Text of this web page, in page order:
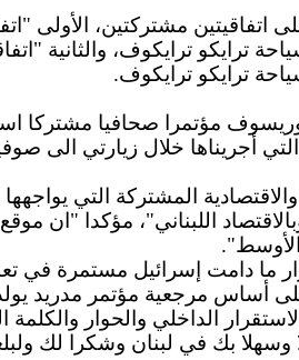
على اتفاقيتين مشتركتين،
ترايكو ترايكوف، والثانية
ترايكو ترايكوف.
مؤتمرا صحافيا مشتركا
أجريناها خلال زيارتي الى
المشتركة التي
اللبناني"، مؤكدا "ان
ما دامت إسرائيل مستمرة
على أساس مرجعية مؤتمر مدريد
الداخلي والحوار
بك في لبنان وشكرا لك